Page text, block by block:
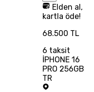
Elden al,
kartla öde!
68.500 TL
6 taksit
İPHONE 16
PRO 256GB
TR